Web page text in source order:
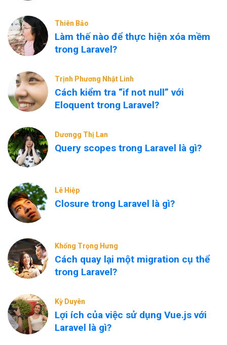
Thiên Bảo
Làm thế nào để thực hiện xóa mềm
trong Laravel?
Trịnh Phương Nhật Linh
Cách kiểm tra “if not null” với
Eloquent trong Laravel?
Dươngg Thị Lan
Query scopes trong Laravel là gì?
Lê Hiệp
Closure trong Laravel là gì?
Khổng Trọng Hưng
Cách quay lại một migration cụ thể
trong Laravel?
Kỳ Duyên
Lợi ích của việc sử dụng Vue.js với
Laravel là gì?